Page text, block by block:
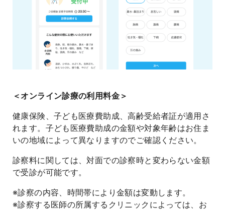
＜オンライン診療の利用料金＞
健康保険、子ども医療費助成、高齢受給者証が適用さ
れます。子ども医療費助成の金額や対象年齢はお住ま
いの地域によって異なりますのでご確認ください。
診察料に関しては、対面での診察時と変わらない金額
で受診が可能です。
※診察の内容、時間帯により金額は変動します。
※診察する医師の所属するクリニックによっては、お